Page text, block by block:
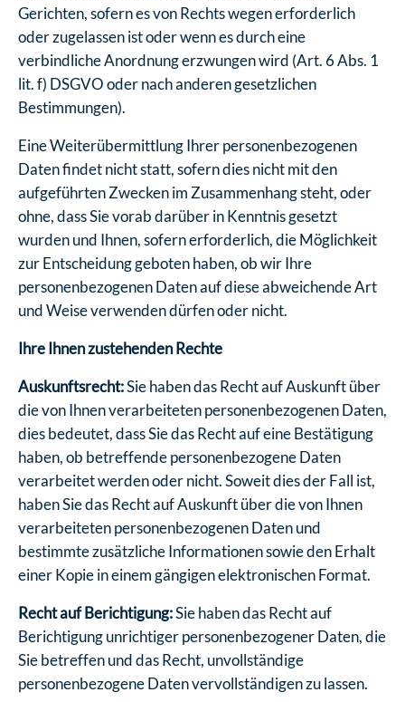
Gerichten, sofern es von Rechts wegen erforderlich
oder zugelassen ist oder wenn es durch eine
verbindliche Anordnung erzwungen wird (Art. 6 Abs. 1
lit. f) DSGVO oder nach anderen gesetzlichen
Bestimmungen).
Eine Weiterübermittlung Ihrer personenbezogenen
Daten findet nicht statt, sofern dies nicht mit den
aufgeführten Zwecken im Zusammenhang steht, oder
ohne, dass Sie vorab darüber in Kenntnis gesetzt
wurden und Ihnen, sofern erforderlich, die Möglichkeit
zur Entscheidung geboten haben, ob wir Ihre
personenbezogenen Daten auf diese abweichende Art
und Weise verwenden dürfen oder nicht.
Ihre Ihnen zustehenden Rechte
Auskunftsrecht:Sie haben das Recht auf Auskunft über
die von Ihnen verarbeiteten personenbezogenen Daten,
dies bedeutet, dass Sie das Recht auf eine Bestätigung
haben, ob betreffende personenbezogene Daten
verarbeitet werden oder nicht. Soweit dies der Fall ist,
haben Sie das Recht auf Auskunft über die von Ihnen
verarbeiteten personenbezogenen Daten und
bestimmte zusätzliche Informationen sowie den Erhalt
einer Kopie in einem gängigen elektronischen Format.
Recht auf Berichtigung:Sie haben das Recht auf
Berichtigung unrichtiger personenbezogener Daten, die
Sie betreffen und das Recht, unvollständige
personenbezogene Daten vervollständigen zu lassen.